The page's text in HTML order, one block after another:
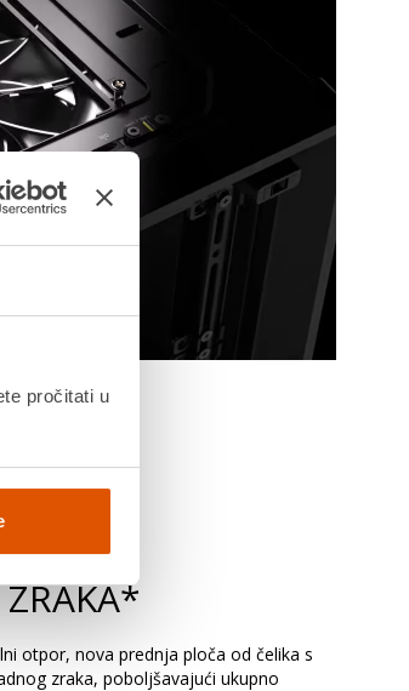
pročitati u
otpor, nova prednja ploča od čelika s
zraka, poboljšavajući ukupno